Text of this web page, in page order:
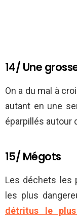
14/ Une
On a du mal à
autant en une
éparpillés autour
15/ Mégots
Les déchets les
les plus
détritus le